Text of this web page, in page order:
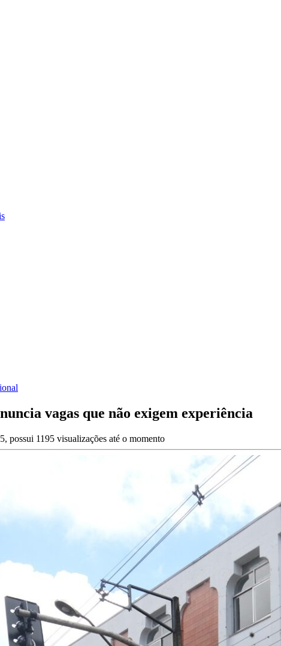
vagas que não exigem experiência
possui 1195 visualizações até o momento